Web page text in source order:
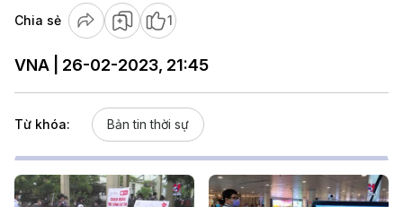
Chia sẻ 1
VNA | 26-02-2023, 21:45
Từ khóa: Bản tin thời sự